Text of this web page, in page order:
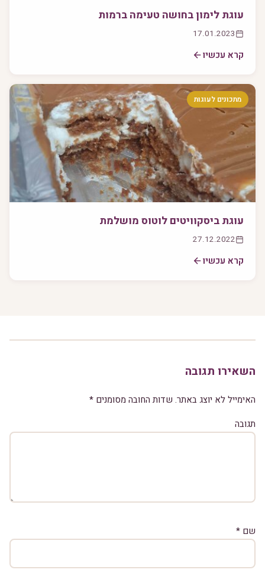
עוגת לימון בחושה טעימה ברמות
17.01.2023
קרא עכשיו
מתכונים לעוגות
עוגת ביסקוויטים לוטוס מושלמת
27.12.2022
קרא עכשיו
השאירו תגובה
האימייל לא יוצג באתר. שדות החובה מסומנים *
תגובה
שם *